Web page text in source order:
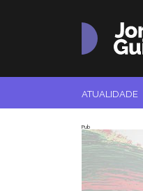
ATUALIDADE
Pub